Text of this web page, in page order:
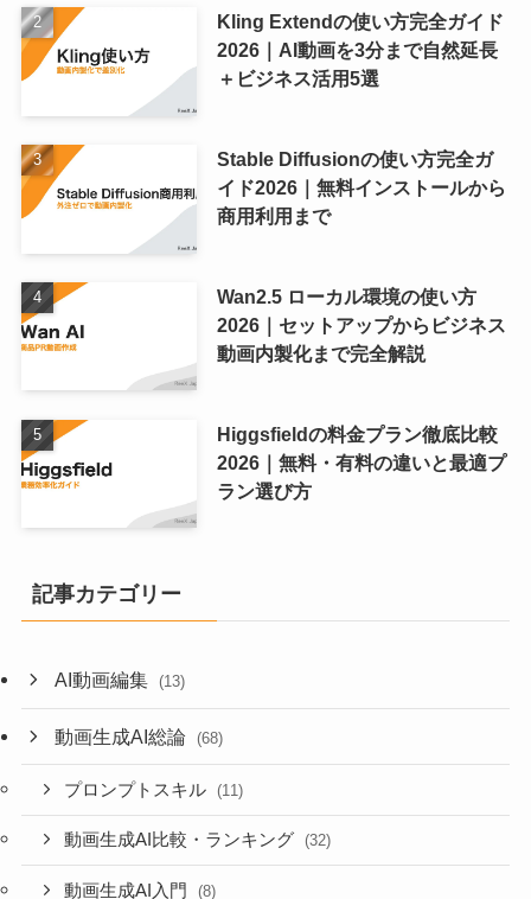
Kling Extendの使い方完全ガイド
2026｜AI動画を3分まで自然延長
＋ビジネス活用5選
Stable Diffusionの使い方完全ガ
イド2026｜無料インストールから
商用利用まで
Wan2.5 ローカル環境の使い方
2026｜セットアップからビジネス
動画内製化まで完全解説
Higgsfieldの料金プラン徹底比較
2026｜無料・有料の違いと最適プ
ラン選び方
記事カテゴリー
AI動画編集 (13)
動画生成AI総論 (68)
プロンプトスキル (11)
動画生成AI比較・ランキング (32)
動画生成AI入門 (8)